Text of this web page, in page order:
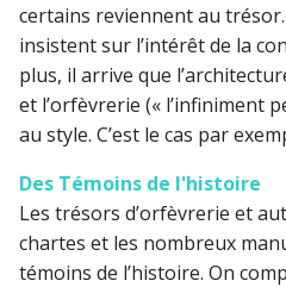
certains reviennent au
insistent sur l’intérêt de la
plus, il arrive que
et l’orfèvrerie (« l’infiniment
au style. C’est le cas par
Des Témoins de l'histoire
Les trésors d’orfèvrerie et
chartes et les nombreux
témoins de l’histoire. On